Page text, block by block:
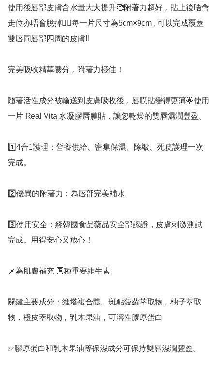
使用後唇部皮膚含水量大大提升🥰附著力超好，貼上後唔會
走位亦唔會脫掉👍🏻每一片尺寸為5cm×9cm , 可以完成覆蓋
雙唇同唇部四周的皮膚‼️
完美吸收精華養分，附著力極佳！
隨著活性成分被輸送到皮膚吸收後，唇膜貼變得更薄🌟使用
一片 Real Vita 水凝膠唇膜貼，讓您乾燥的雙唇濕潤豐盈。
1️⃣4合1護理：營養供給、密集保濕、除皺、死皮護理一次
完成。
2️⃣優異的附著力：為唇部完美補水
3️⃣使用安全：經韓國食品藥品安全部認證，皮膚刺激測試
完成。用得安心又放心！
📌為肌膚補充 🔟種重要維生素
關鍵主要成分：維塔複合體。斑點菠蘿萃取物，柚子萃取
物，橙皮萃取物，乳木果油，可溶性膠原蛋白
✅️膠原蛋白和乳木果油等保濕成分可保持雙唇濕潤豐盈。